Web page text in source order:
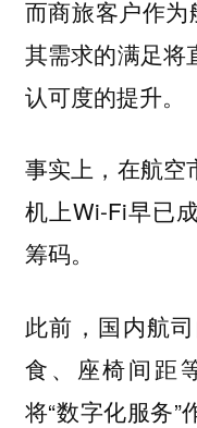
而商旅客户作为
其需求的满足将
认可度的提升。
事实上，在航空
机上Wi-Fi早已
筹码。
此前，国内航
食、座椅间距
将“数字化服务”